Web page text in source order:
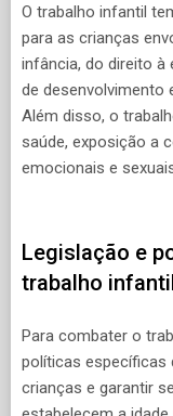
O trabalho infantil
para as crianças
infância, do direito à
de desenvolvimento
Além disso, o
saúde, exposição a
emocionais e
Legislação e
trabalho
Para combater o
políticas específicas
crianças e garantir